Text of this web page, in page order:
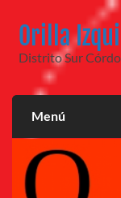
contenido
Orilla
Distrito Sur
Menú